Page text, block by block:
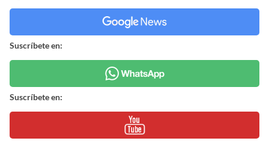
Suscríbete en:
Suscríbete en: